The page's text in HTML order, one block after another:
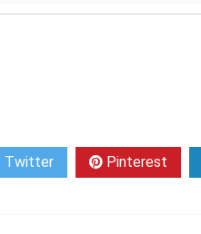
Twitter Pinterest